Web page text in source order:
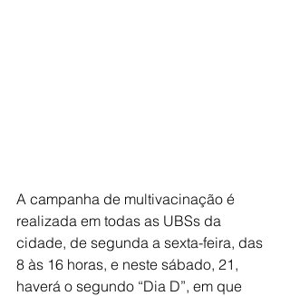
A campanha de multivacinação é
realizada em todas as UBSs da
cidade, de segunda a sexta-feira, das
8 às 16 horas, e neste sábado, 21,
haverá o segundo “Dia D”, em que